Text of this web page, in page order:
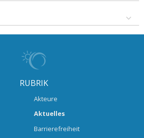
RUBRIK
Akteure
Aktuelles
Barrierefreiheit